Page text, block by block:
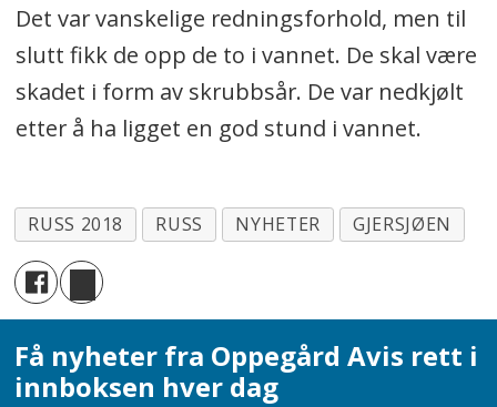
Det var vanskelige redningsforhold, men til
slutt fikk de opp de to i vannet. De skal være
skadet i form av skrubbsår. De var nedkjølt
etter å ha ligget en god stund i vannet.
RUSS 2018 RUSS NYHETER GJERSJØEN
Få nyheter fra Oppegård Avis rett i
innboksen hver dag